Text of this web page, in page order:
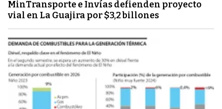
MinTransporte e Invías defienden proyecto
vial en La Guajira por $3,2 billones